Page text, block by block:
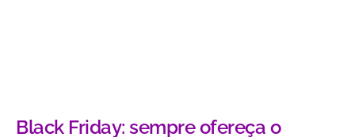
Black Friday: sempre ofereça o